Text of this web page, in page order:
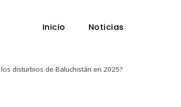
Inicio Noticias
disturbios de Baluchistán en 2025?